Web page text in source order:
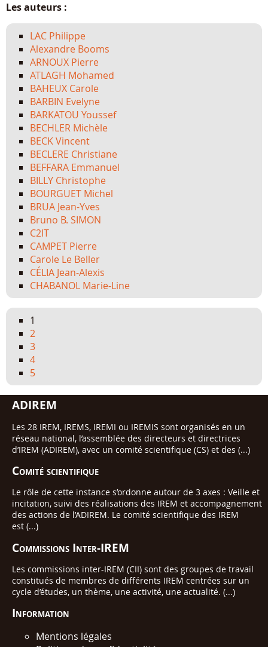
Les auteurs :
LAC Philippe
Alexandre Booms
ARNOUX Pierre
ATLAGH Mohamed
BAHEUX Carole
BARBIN Evelyne
BARKATOU Youssef
BECHLER Michèle
BECK Vincent
BECLERE Christiane
BEFFARA Emmanuel
BILLY Christophe
BOURGUET Michel
BRUA Jean-Yves
Bruno B. SIMON
C2IT
CAMPET Pierre
Carole Le Beller
CÉLIA Jean-Alexis
CHABANOL Marie-Line
1
2
3
4
5
ADIREM
Les 28 IREM, IREMS, IREMI ou IREMIS sont organisés en un
réseau national, l’assemblée des directeurs et directrices
d’IREM (ADIREM), avec un comité scientifique (CS) et des (...)
Comité scientifique
Le rôle de cette instance s’ordonne autour de 3 axes : Veille et
incitation, suivi des réalisations des IREM et accompagnement
des actions de l’ADIREM. Le comité scientifique des IREM
est (...)
Commissions Inter-IREM
Les commissions inter-IREM (CII) sont des groupes de travail
constitués de membres de différents IREM centrées sur un
cycle d’études, un thème, une activité, une actualité. (...)
Information
Mentions légales